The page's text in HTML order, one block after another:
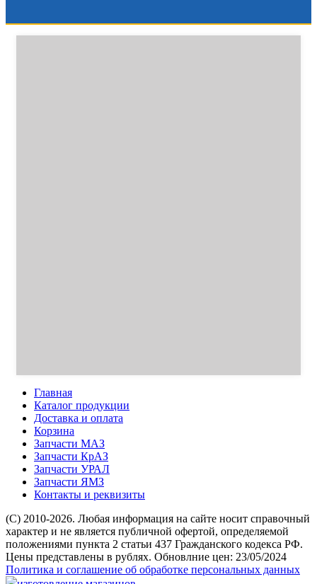
Главная
Каталог продукции
Доставка и оплата
Корзина
Запчасти МАЗ
Запчасти КрАЗ
Запчасти УРАЛ
Запчасти ЯМЗ
Контакты и реквизиты
(C) 2010-2026. Любая информация на сайте носит справочный
характер и не является публичной офертой, определяемой
положениями пункта 2 статьи 437 Гражданского кодекса РФ.
Цены представлены в рублях. Обновлние цен: 23/05/2024
Политика и соглашение об обработке персональных данных